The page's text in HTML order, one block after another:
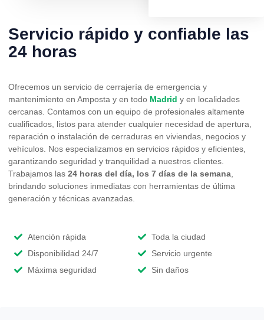
Servicio rápido y confiable las
24 horas
Ofrecemos un servicio de cerrajería de emergencia y
mantenimiento en Amposta y en todo Madrid y en localidades
cercanas. Contamos con un equipo de profesionales altamente
cualificados, listos para atender cualquier necesidad de apertura,
reparación o instalación de cerraduras en viviendas, negocios y
vehículos. Nos especializamos en servicios rápidos y eficientes,
garantizando seguridad y tranquilidad a nuestros clientes.
Trabajamos las 24 horas del día, los 7 días de la semana
brindando soluciones inmediatas con herramientas de última
generación y técnicas avanzadas.
Atención rápida
Disponibilidad 24/7
Máxima seguridad
Toda la ciudad
Servicio urgente
Sin daños